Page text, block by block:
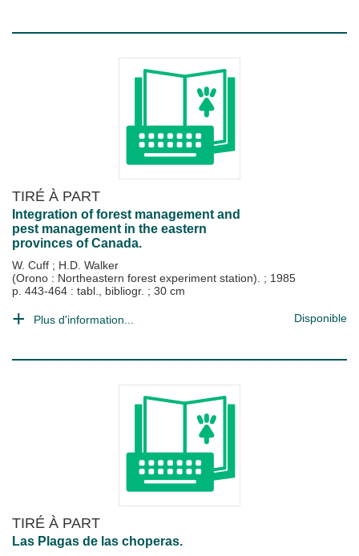
TIRÉ À PART
Integration of forest management and
pest management in the eastern
provinces of Canada.
W. Cuff ; H.D. Walker
(Orono : Northeastern forest experiment station). ; 1985
p. 443-464 : tabl., bibliogr. ; 30 cm
Plus d'information... Disponible
TIRÉ À PART
Las Plagas de las choperas.